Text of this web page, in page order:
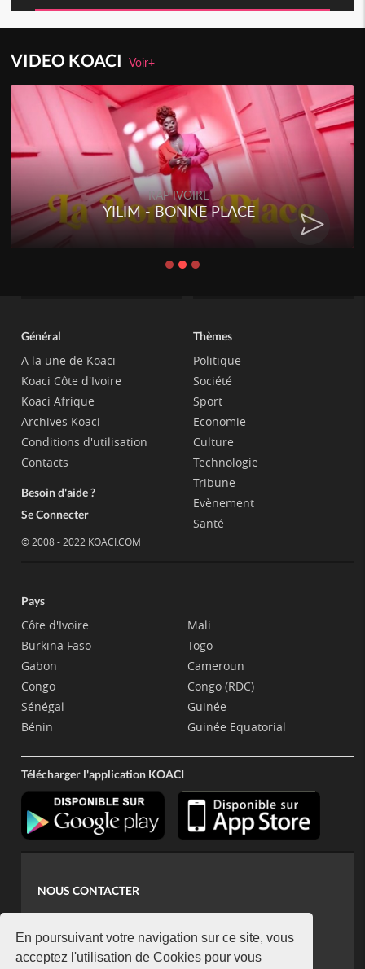
En poursuivant votre navigation sur ce site, vous
acceptez l'utilisation de Cookies pour vous
VIDEO KOACIVoir+
RAP IVOIRE
YILIM - BONNE PLACE
Général
A la une de Koaci
Koaci Côte d'Ivoire
Koaci Afrique
Archives Koaci
Conditions d'utilisation
Contacts
Besoin d'aide ?
Se Connecter
© 2008 - 2022 KOACI.COM
Thèmes
Politique
Société
Sport
Economie
Culture
Technologie
Tribune
Evènement
Santé
Pays
Côte d'Ivoire
Burkina Faso
Gabon
Congo
Sénégal
Bénin
Mali
Togo
Cameroun
Congo (RDC)
Guinée
Guinée Equatorial
Télécharger l'application KOACI
NOUS CONTACTER
koaci@yahoo.fr
+225 07 08 85 52 93